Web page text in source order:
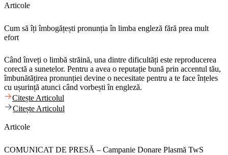
Articole
Cum să îți îmbogățești pronunția în limba engleză fără prea mult
efort
Când înveți o limbă străină, una dintre dificultăți este reproducerea
corectă a sunetelor. Pentru a avea o reputație bună prin accentul tău,
îmbunătățirea pronunției devine o necesitate pentru a te face înțeles
cu ușurință atunci când vorbești în engleză.
Citește Articolul
Citește Articolul
Articole
COMUNICAT DE PRESĂ – Campanie Donare Plasmă TwS